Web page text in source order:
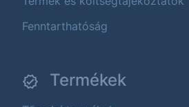
Fenntarthatóság
Termékek